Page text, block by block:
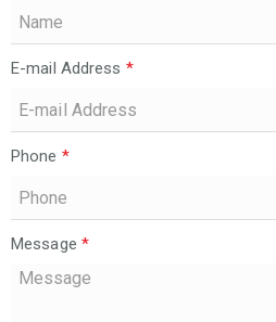
E-mail Address *
Phone *
Message *